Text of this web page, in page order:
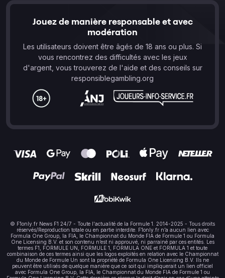
Jouez de manière responsable et avec
modération
Les utilisateurs doivent être âgés de 18 ans ou plus. Si
vous rencontrez des difficultés avec les jeux
d'argent, vous trouverez de l'aide et des conseils sur
responsiblegambling.org
© F1only.fr News F1 24/7 - Toute l'actualité de la Formule 1. 2014-2025 - Tous droits
réservés/Reproduction totale ou en partie interdite. F1only.fr n’a aucun lien avec
Formula One Group, la FIA, le Championnat du Monde FIA de Formule 1 ou Formula
One Licensing B.V. et son contenu n’est ni approuvé, ni parrainé par ces entités. Les
termes F1, FORMULE UN, FORMULE 1, FORMULA ONE et FORMULA 1 et toute
combinaison de ces termes ainsi que les logos exploités en relation avec le Championnat
du Monde de Formule Un sont la propriété de Formula One Licensing B.V. Ils ne
peuvent être utilisés de quelque manière que ce soit qui impliquerait un lien officiel
avec Formula One Group, la FIA, le Championnat du Monde FIA de Formule 1 ou